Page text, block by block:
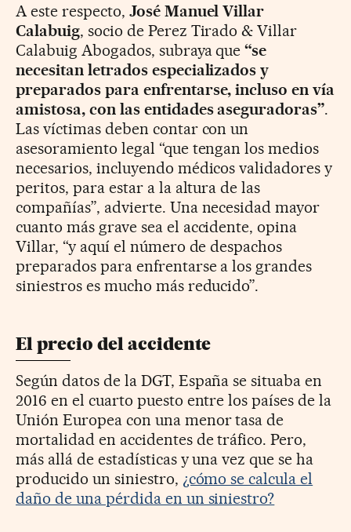
A este respecto, José Manuel Villar
Calabuig, socio de Perez Tirado & Villar
Calabuig Abogados, subraya que“se
necesitan letrados especializados y
preparados para enfrentarse, incluso en vía
amistosa, con las entidades aseguradoras”.
Las víctimas deben contar con un
asesoramiento legal “que tengan los medios
necesarios, incluyendo médicos validadores y
peritos, para estar a la altura de las
compañías”, advierte. Una necesidad mayor
cuanto más grave sea el accidente, opina
Villar, “y aquí el número de despachos
preparados para enfrentarse a los grandes
siniestros es mucho más reducido”.
El precio del accidente
Según datos de la DGT, España se situaba en
2016 en el cuarto puesto entre los países de la
Unión Europea con una menor tasa de
mortalidad en accidentes de tráfico. Pero,
más allá de estadísticas y una vez que se ha
producido un siniestro, ¿cómo se calcula el
daño de una pérdida en un siniestro?